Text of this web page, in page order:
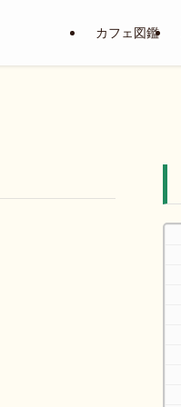
カフェ図鑑